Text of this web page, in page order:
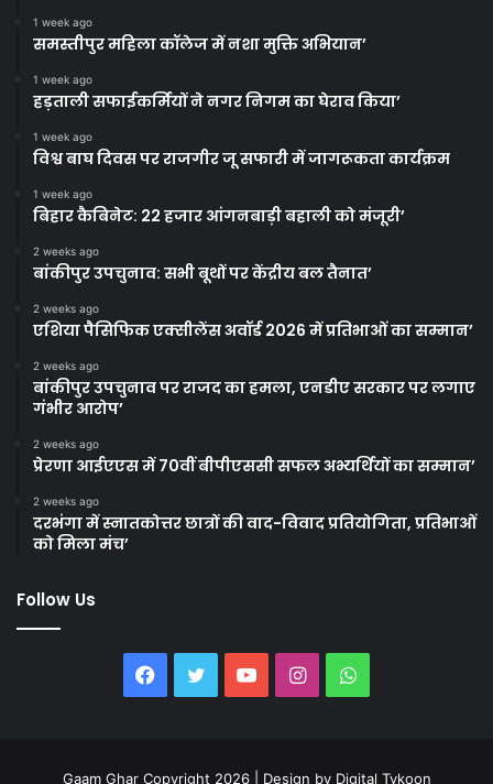
1 week ago
समस्तीपुर महिला कॉलेज में नशा मुक्ति अभियान’
1 week ago
हड़ताली सफाईकर्मियों ने नगर निगम का घेराव किया’
1 week ago
विश्व बाघ दिवस पर राजगीर जू सफारी में जागरूकता कार्यक्रम
1 week ago
बिहार कैबिनेट: 22 हजार आंगनबाड़ी बहाली को मंजूरी’
2 weeks ago
बांकीपुर उपचुनाव: सभी बूथों पर केंद्रीय बल तैनात’
2 weeks ago
एशिया पैसिफिक एक्सीलेंस अवॉर्ड 2026 में प्रतिभाओं का सम्मान’
2 weeks ago
बांकीपुर उपचुनाव पर राजद का हमला, एनडीए सरकार पर लगाए
गंभीर आरोप’
2 weeks ago
प्रेरणा आईएएस में 70वीं बीपीएससी सफल अभ्यर्थियों का सम्मान’
2 weeks ago
दरभंगा में स्नातकोत्तर छात्रों की वाद-विवाद प्रतियोगिता, प्रतिभाओं
को मिला मंच’
Follow Us
Facebook
TwitterYouTubeInstagramWhatsApp
Gaam Ghar Copyright 2026 | Design by Digital Tykoon